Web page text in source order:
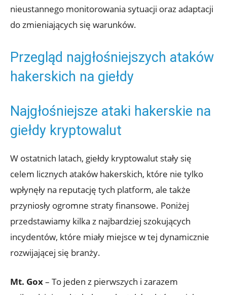
nieustannego monitorowania⁣ sytuacji oraz adaptacji​
do ⁣zmieniających się warunków.
Przegląd najgłośniejszych ataków
hakerskich na‌ giełdy
Najgłośniejsze ataki hakerskie ⁢na
giełdy kryptowalut
W ostatnich⁢ latach, ⁤giełdy kryptowalut stały się
celem licznych ataków⁤ hakerskich,⁢ które‌ nie tylko‌
wpłynęły‌ na ⁤reputację tych⁣ platform, ale ‍także
przyniosły ogromne straty ⁢finansowe. Poniżej⁣
przedstawiamy kilka ‍z⁢ najbardziej szokujących
incydentów, które miały⁤ miejsce ‌w tej ⁣dynamicznie
⁤rozwijającej‌ się branży.
Mt. Gox– To jeden​ z pierwszych i ⁤zarazem